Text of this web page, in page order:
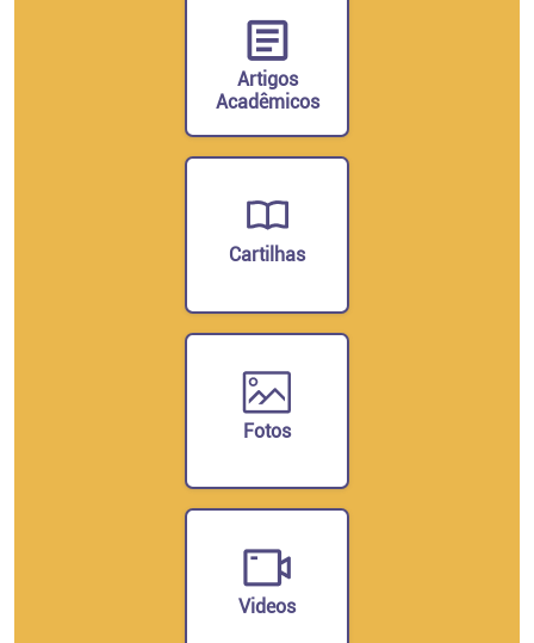
Artigos
Acadêmicos
Cartilhas
Fotos
Videos